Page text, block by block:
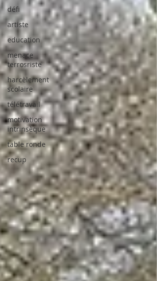
défi
artiste
education
menace
terrosriste
harcèlement
scolaire
télétravail
motivation
intrinsèque
table ronde
recup